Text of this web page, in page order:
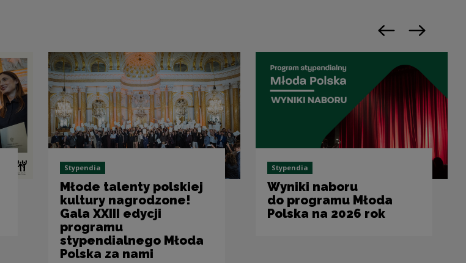
Stypendia
Młode talenty polskiej
kultury nagrodzone!
Gala XXIII edycji
programu
stypendialnego Młoda
Polska za nami
Stypendia
Wyniki naboru
do programu Młoda
Polska na 2026 rok
Previous slide
Next slide